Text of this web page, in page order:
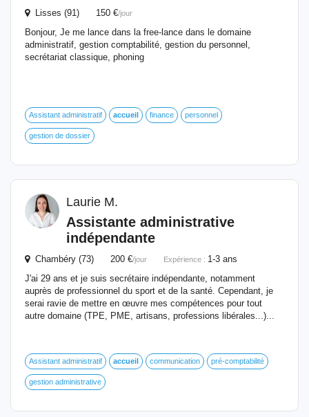
Lisses (91) 150 €/jour
Bonjour, Je me lance dans la free-lance dans le domaine
administratif, gestion comptabilité, gestion du personnel,
secrétariat classique, phoning
Assistant administratif accueil finance personnel
gestion de dossier
Laurie M.
Assistante administrative
indépendante
Chambéry (73) 200 €/jour Expérience : 1-3 ans
J'ai 29 ans et je suis secrétaire indépendante, notamment
auprès de professionnel du sport et de la santé. Cependant, je
serai ravie de mettre en œuvre mes compétences pour tout
autre domaine (TPE, PME, artisans, professions libérales...)...
Assistant administratif accueil communication pré-comptabilité
gestion administrative